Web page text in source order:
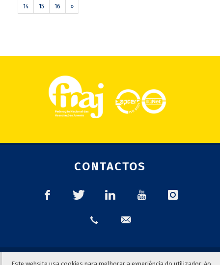
14 15 16 »
CONTACTOS
© 2018 FNAJ | Federação Nacional das Associações Juvenis|